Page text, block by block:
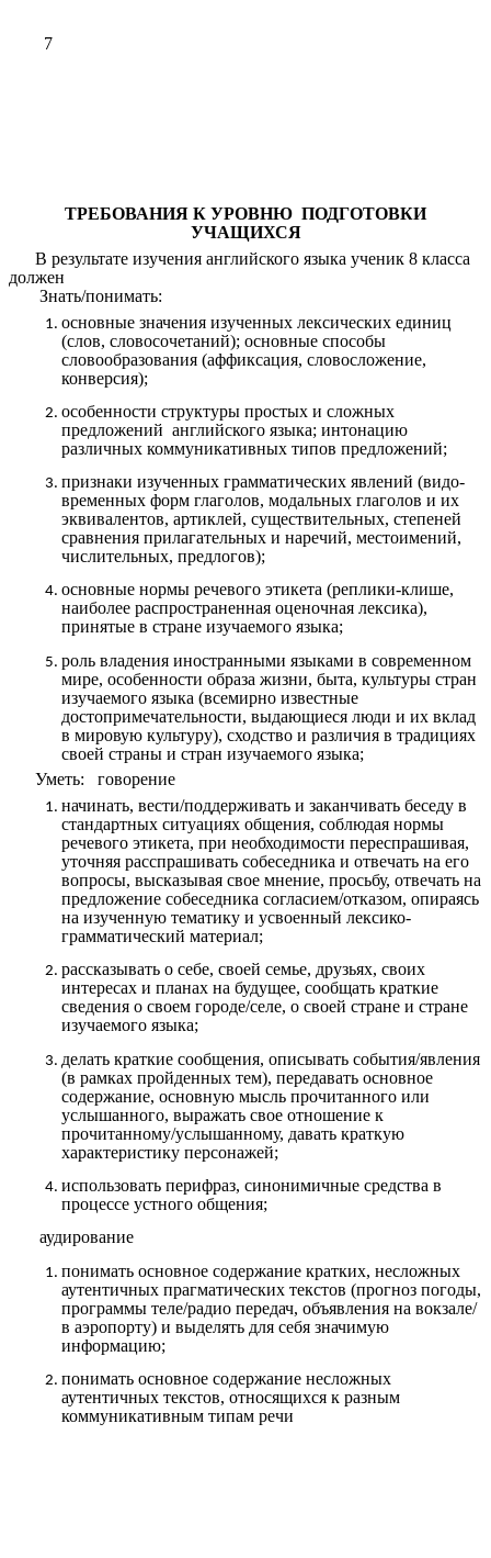
7
ТРЕБОВАНИЯ К УРОВНЮ ПОДГОТОВКИ
УЧАЩИХСЯ
В результате изучения английского языка ученик 8 класса
должен
Знать/понимать:
основные значения изученных лексических единиц
(слов, словосочетаний); основные способы
словообразования (аффиксация, словосложение,
конверсия);
особенности структуры простых и сложных
предложений английского языка; интонацию
различных коммуникативных типов предложений;
признаки изученных грамматических явлений (видо-
временных форм глаголов, модальных глаголов и их
эквивалентов, артиклей, существительных, степеней
сравнения прилагательных и наречий, местоимений,
числительных, предлогов);
основные нормы речевого этикета (реплики-клише,
наиболее распространенная оценочная лексика),
принятые в стране изучаемого языка;
роль владения иностранными языками в современном
мире, особенности образа жизни, быта, культуры стран
изучаемого языка (всемирно известные
достопримечательности, выдающиеся люди и их вклад
в мировую культуру), сходство и различия в традициях
своей страны и стран изучаемого языка;
Уметь: говорение
начинать, вести/поддерживать и заканчивать беседу в
стандартных ситуациях общения, соблюдая нормы
речевого этикета, при необходимости переспрашивая,
уточняя расспрашивать собеседника и отвечать на его
вопросы, высказывая свое мнение, просьбу, отвечать на
предложение собеседника согласием/отказом, опираясь
на изученную тематику и усвоенный лексико-
грамматический материал;
рассказывать о себе, своей семье, друзьях, своих
интересах и планах на будущее, сообщать краткие
сведения о своем городе/селе, о своей стране и стране
изучаемого языка;
делать краткие сообщения, описывать события/явления
(в рамках пройденных тем), передавать основное
содержание, основную мысль прочитанного или
услышанного, выражать свое отношение к
прочитанному/услышанному, давать краткую
характеристику персонажей;
использовать перифраз, синонимичные средства в
процессе устного общения;
аудирование
понимать основное содержание кратких, несложных
аутентичных прагматических текстов (прогноз погоды,
программы теле/радио передач, объявления на вокзале/
в аэропорту) и выделять для себя значимую
информацию;
понимать основное содержание несложных
аутентичных текстов, относящихся к разным
коммуникативным типам речи